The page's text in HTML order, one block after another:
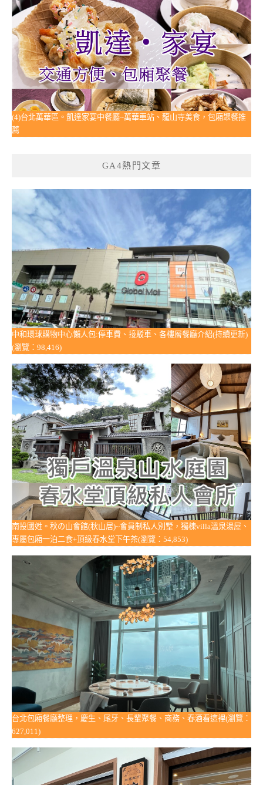
(4)台北萬華區。凱達家宴中餐廳~萬華車站、龍山寺美食，包廂聚餐推
薦
GA4熱門文章
中和環球購物中心懶人包:停車費、接駁車、各樓層餐廳介紹(持續更新)
(瀏覽：98,416)
南投國姓。秋の山會館(秋山居)~會員制私人別墅，獨棟villa溫泉湯屋、
專屬包廂一泊二食+頂級春水堂下午茶(瀏覽：54,853)
台北包廂餐廳整理，慶生、尾牙、長輩聚餐、商務、春酒看這裡(瀏覽：
627,011)